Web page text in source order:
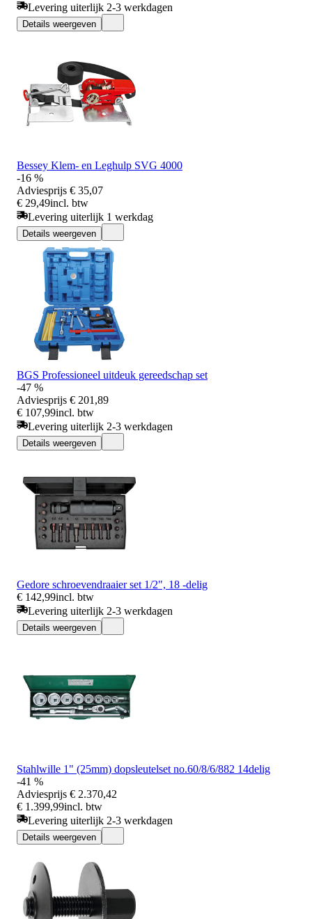
Levering uiterlijk 2-3 werkdagen
Details weergeven
Bessey Klem- en Leghulp SVG 4000
-16 %
Adviesprijs € 35,07
€ 29,49incl. btw
Levering uiterlijk 1 werkdag
Details weergeven
BGS Professioneel uitdeuk gereedschap set
-47 %
Adviesprijs € 201,89
€ 107,99incl. btw
Levering uiterlijk 2-3 werkdagen
Details weergeven
Gedore schroevendraaier set 1/2", 18 -delig
€ 142,99incl. btw
Levering uiterlijk 2-3 werkdagen
Details weergeven
Stahlwille 1" (25mm) dopsleutelset no.60/8/6/882 14delig
-41 %
Adviesprijs € 2.370,42
€ 1.399,99incl. btw
Levering uiterlijk 2-3 werkdagen
Details weergeven